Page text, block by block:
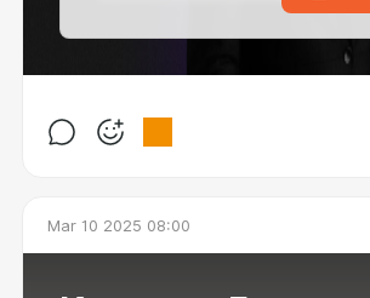
Mar 10 2025 08:00